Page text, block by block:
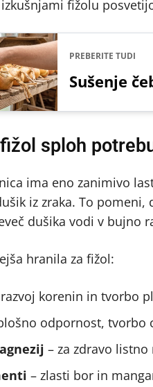
fižolu
PREBERITE TUDI
Sušenje
sploh
ima eno zanimivo
iz zraka. To
dušika vodi v bujno
hranila za fižol:
razvoj korenin in tvorbo
odpornost, tvorbo
– za zdravo listno
– zlasti bor in